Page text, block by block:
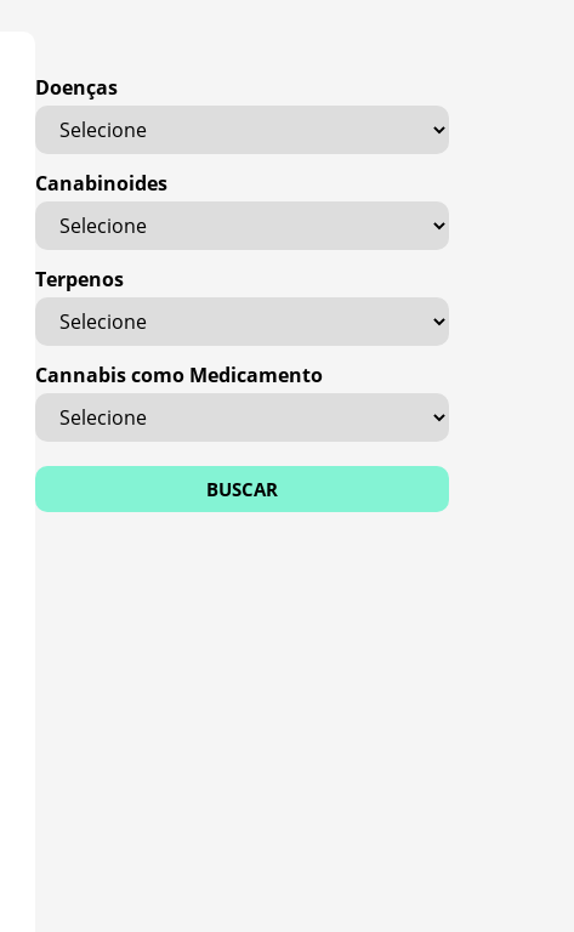
Doenças
Canabinoides
Terpenos
Cannabis como Medicamento